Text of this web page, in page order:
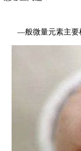
—般微量元素主要检